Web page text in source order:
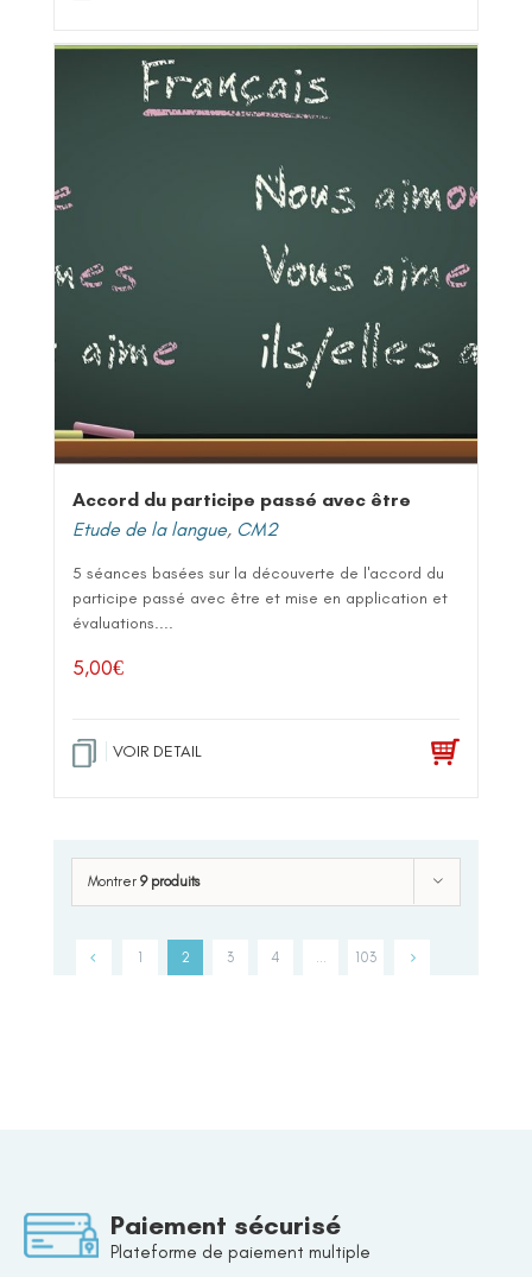
Accord du participe passé avec être
Etude de la langue, CM2
5 séances basées sur la découverte de l'accord du
participe passé avec être et mise en application et
évaluations....
5,00€
VOIR DETAIL
Montrer 9 produits
1 2 3 4 103
Paiement sécurisé
Plateforme de paiement multiple